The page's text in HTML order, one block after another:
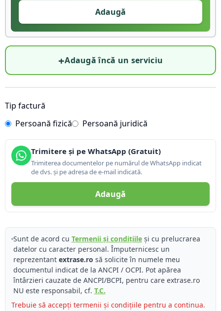
Adaugă
+Adaugă încă un serviciu
Tip factură
Persoană fizică
Persoană juridică
Trimitere și pe WhatsApp (Gratuit)
Trimiterea documentelor pe numărul de WhatsApp indicat
de dvs. și pe adresa de e-mail indicată.
Adaugă
Sunt de acord cu Termenii și condițiileși cu prelucrarea
datelor cu caracter personal. Împuternicesc un
reprezentant extrase.ro să solicite în numele meu
documentul indicat de la ANCPI / OCPI. Pot apărea
întârzieri cauzate de ANCPI/BCPI, pentru care extrase.ro
NU este responsabil, cf. T.C.
Trebuie să accepți termenii și condițiile pentru a continua.